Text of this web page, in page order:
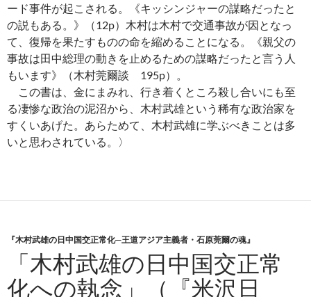
ード事件が起こされる。《キッシンジャーの謀略だったと
の説もある。》（12p）木村は木村で交通事故が因となっ
て、復帰を果たすものの命を縮めることになる。《親父の
事故は田中総理の動きを止めるための謀略だったと言う人
もいます》（木村莞爾談 195p）。
この書は、金にまみれ、行き着くところ殺し合いにも至
る凄惨な政治の泥沼から、木村武雄という稀有な政治家を
すくいあげた。あらためて、木村武雄に学ぶべきことは多
いと思わされている。〉
『木村武雄の日中国交正常化─王道アジア主義者・石原莞爾の魂』
「木村武雄の日中国交正常
化への執念」（『米沢日